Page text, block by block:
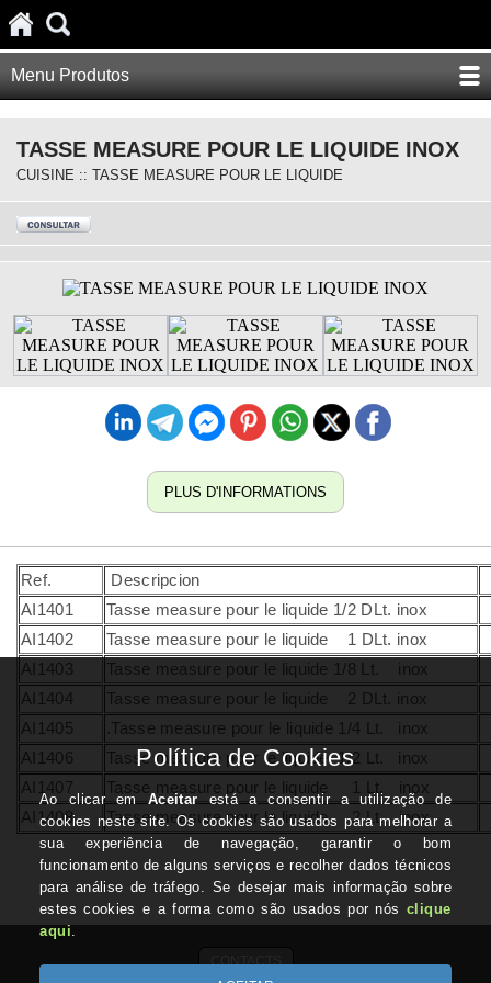
Menu Produtos
TASSE MEASURE POUR LE LIQUIDE INOX
CUISINE :: TASSE MEASURE POUR LE LIQUIDE
PLUS D'INFORMATIONS
Ref. Descripcion
AI1401
Tasse measure pour le liquide 1/2 DLt. inox
AI1402
Tasse measure pour le liquide 1 DLt. inox
AI1403
Tasse measure pour le liquide 1/8 Lt. inox
AI1404
Tasse measure pour le liquide 2 DLt. inox
AI1405
.Tasse measure pour le liquide 1/4 Lt. inox
AI1406
Tasse measure pour le liquide 1/2 Lt. inox
AI1407
Tasse measure pour le liquide 1 Lt. inox
AI1408
Tasse measure pour le liquide 2 Lt. inox
CONTACTS